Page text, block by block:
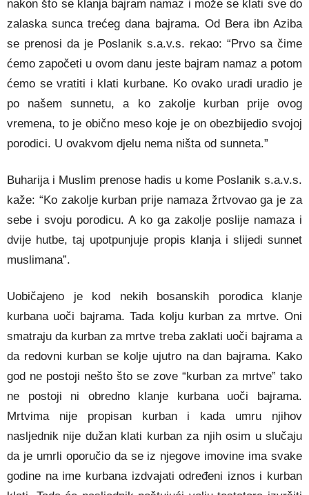
nakon što se klanja bajram namaz i može se klati sve do
zalaska sunca trećeg dana bajrama. Od Bera ibn Aziba
se prenosi da je Poslanik s.a.v.s. rekao: “Prvo sa čime
ćemo započeti u ovom danu jeste bajram namaz a potom
ćemo se vratiti i klati kurbane. Ko ovako uradi uradio je
po našem sunnetu, a ko zakolje kurban prije ovog
vremena, to je obično meso koje je on obezbijedio svojoj
porodici. U ovakvom djelu nema ništa od sunneta.”
Buharija i Muslim prenose hadis u kome Poslanik s.a.v.s.
kaže: “Ko zakolje kurban prije namaza žrtvovao ga je za
sebe i svoju porodicu. A ko ga zakolje poslije namaza i
dvije hutbe, taj upotpunjuje propis klanja i slijedi sunnet
muslimana”.
Uobičajeno je kod nekih bosanskih porodica klanje
kurbana uoči bajrama. Tada kolju kurban za mrtve. Oni
smatraju da kurban za mrtve treba zaklati uoči bajrama a
da redovni kurban se kolje ujutro na dan bajrama. Kako
god ne postoji nešto što se zove “kurban za mrtve” tako
ne postoji ni obredno klanje kurbana uoči bajrama.
Mrtvima nije propisan kurban i kada umru njihov
nasljednik nije dužan klati kurban za njih osim u slučaju
da je umrli oporučio da se iz njegove imovine ima svake
godine na ime kurbana izdvajati određeni iznos i kurban